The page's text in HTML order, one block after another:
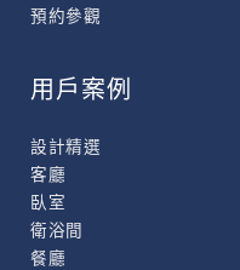
預約參觀
用戶案例
設計精選
客廳
臥室
衛浴間
餐廳